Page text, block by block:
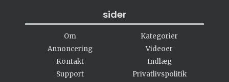
sider
Om
Annoncering
Kontakt
Support
Kategorier
Videoer
Indlæg
Privatlivspolitik